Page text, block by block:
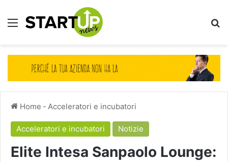
Menu
Home - Acceleratori e incubatori
Acceleratori e incubatori Notizie
Elite Intesa Sanpaolo Lounge: